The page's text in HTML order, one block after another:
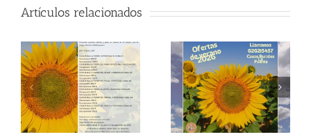
Artículos relacionados